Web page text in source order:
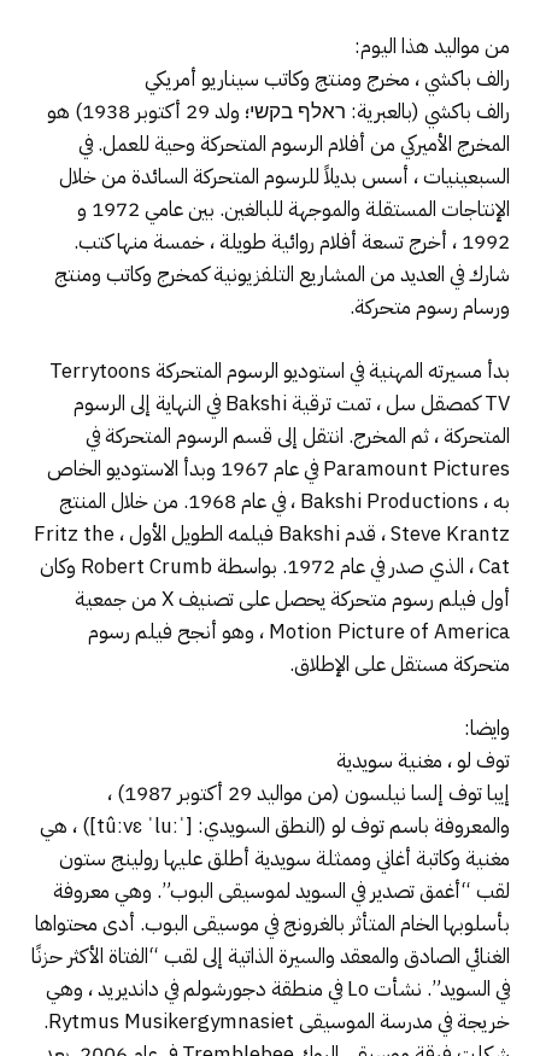
من مواليد هذا اليوم:
رالف باكشي ، مخرج ومنتج وكاتب سيناريو أمريكي
رالف باكشي (بالعبرية: ראלף בקשי؛ ولد 29 أكتوبر 1938) هو
المخرج الأميركي من أفلام الرسوم المتحركة وحية للعمل. في
السبعينيات ، أسس بديلاً للرسوم المتحركة السائدة من خلال
الإنتاجات المستقلة والموجهة للبالغين. بين عامي 1972 و
1992 ، أخرج تسعة أفلام روائية طويلة ، خمسة منها كتب.
شارك في العديد من المشاريع التلفزيونية كمخرج وكاتب ومنتج
ورسام رسوم متحركة.
بدأ مسيرته المهنية في استوديو الرسوم المتحركة Terrytoons
TV كمصقل سل ، تمت ترقية Bakshi في النهاية إلى الرسوم
المتحركة ، ثم المخرج. انتقل إلى قسم الرسوم المتحركة في
Paramount Pictures في عام 1967 وبدأ الاستوديو الخاص
به ، Bakshi Productions ، في عام 1968. من خلال المنتج
Steve Krantz ، قدم Bakshi فيلمه الطويل الأول ، Fritz the
Cat ، الذي صدر في عام 1972. بواسطة Robert Crumb وكان
أول فيلم رسوم متحركة يحصل على تصنيف X من جمعية
Motion Picture of America ، وهو أنجح فيلم رسوم
متحركة مستقل على الإطلاق.
وايضا:
توف لو ، مغنية سويدية
إيبا توف إلسا نيلسون (من مواليد 29 أكتوبر 1987) ،
والمعروفة باسم توف لو (النطق السويدي: [ˈtûːvɛ ˈluː]) ، هي
مغنية وكاتبة أغاني وممثلة سويدية أطلق عليها رولينج ستون
لقب “أغمق تصدير في السويد لموسيقى البوب”. وهي معروفة
بأسلوبها الخام المتأثر بالغرونج في موسيقى البوب. أدى محتواها
الغنائي الصادق والمعقد والسيرة الذاتية إلى لقب “الفتاة الأكثر حزنًا
في السويد”. نشأت Lo في منطقة دجورشولم في دانديريد ، وهي
خريجة في مدرسة الموسيقى Rytmus Musikergymnasiet.